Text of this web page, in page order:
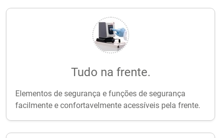
Tudo na frente.
Elementos de segurança e funções de segurança
facilmente e confortavelmente acessíveis pela frente.